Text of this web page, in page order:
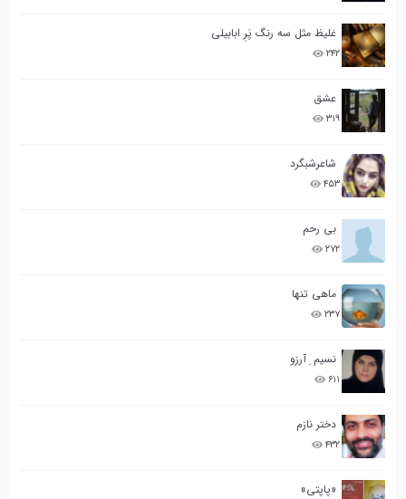
غلیظ مثل سه رنگ پَرِ ابابیلی
۲۴۲
عشق
۳۱۹
شاعرشبگرد
۴۵۳
بی رحم
۲۷۲
ماهی تنها
۲۳۷
نسیم ِ آرزو
۶۱۱
دختر نازم
۴۳۲
«پاپتی»